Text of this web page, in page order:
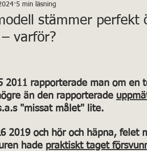
stämmer perfekt
varför?
5 min läsning
2011 rapporterade man om en
än den rapporterade
"missat målet" lite.
2019 och hör och häpna, felet
hade praktiskt taget